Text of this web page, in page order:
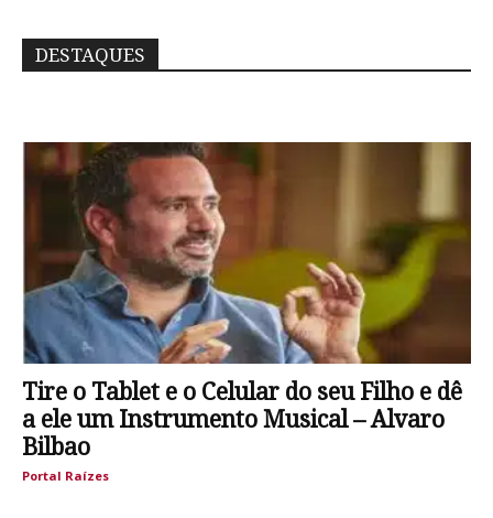
DESTAQUES
Tire o Tablet e o Celular do seu Filho e dê
a ele um Instrumento Musical – Alvaro
Bilbao
Portal Raízes